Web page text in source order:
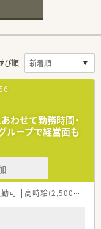
び順
わせて勤務時間・
ループで経営面も
可 高時給(2,500円以上)